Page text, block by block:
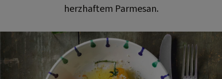
herzhaftem Parmesan.